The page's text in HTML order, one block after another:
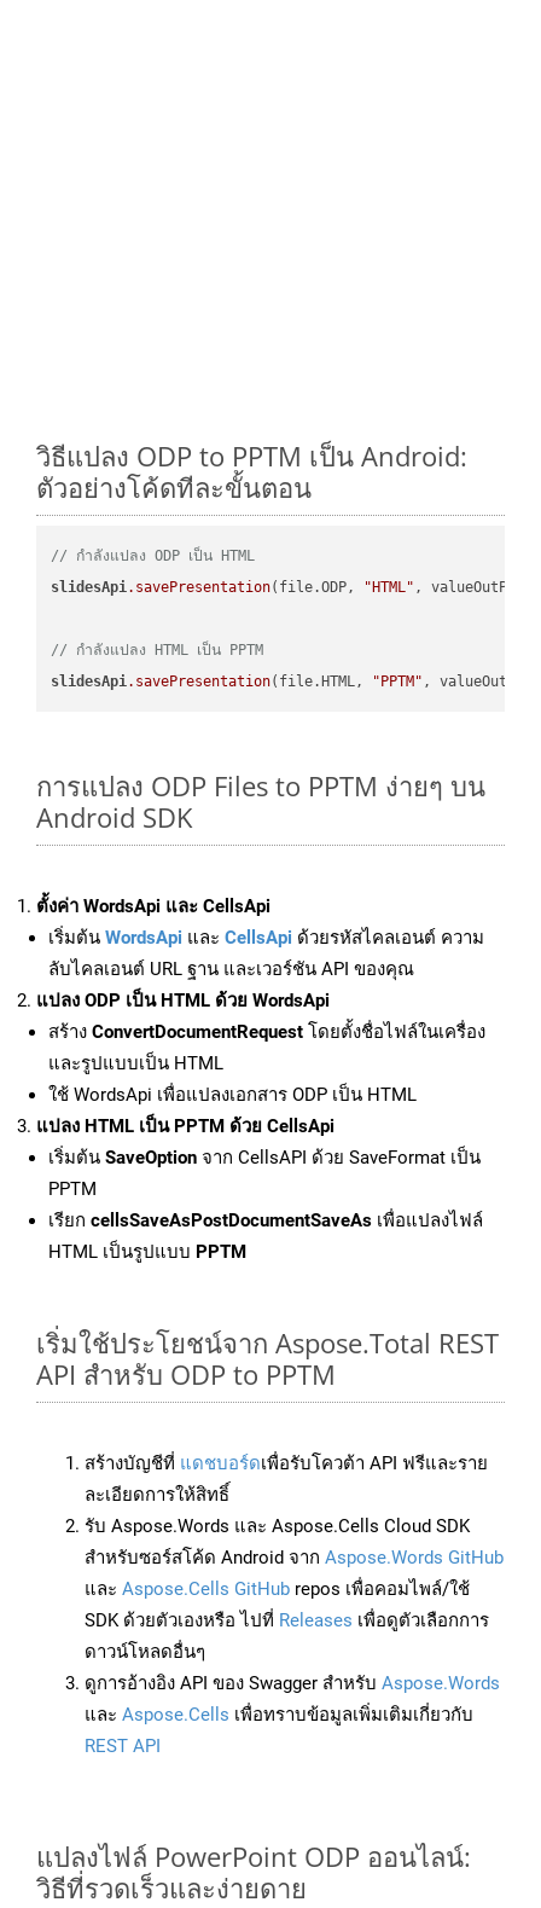
วิธีแปลง ODP to PPTM เป็น Android:
ตัวอย่างโค้ดทีละขั้นตอน
// กำลังแปลง ODP เป็น HTML
slidesApi.savePresentation(file.ODP, "HTML" ,
// กำลังแปลง HTML เป็น PPTM
slidesApi.savePresentation(file.HTML, "PPTM"
การแปลง ODP Files to PPTM ง่ายๆ บน
Android SDK
ตั้งค่า WordsApi และ CellsApi
เริ่มต้น WordsApi และ CellsApi ด้วยรหัสไคลเอนต์ ความ
ลับไคลเอนต์ URL ฐาน และเวอร์ชัน API ของคุณ
แปลง ODP เป็น HTML ด้วย WordsApi
สร้าง ConvertDocumentRequest โดยตั้งชื่อไฟล์ในเครื่อง
และรูปแบบเป็น HTML
ใช้ WordsApi เพื่อแปลงเอกสาร ODP เป็น HTML
แปลง HTML เป็น PPTM ด้วย CellsApi
เริ่มต้น SaveOption จาก CellsAPI ด้วย SaveFormat เป็น
PPTM
เรียก cellsSaveAsPostDocumentSaveAs เพื่อแปลงไฟล์
HTML เป็นรูปแบบ PPTM
เริ่มใช้ประโยชน์จาก Aspose.Total REST
API สำหรับ ODP to PPTM
สร้างบัญชีที่ แดชบอร์ดเพื่อรับโควต้า API ฟรีและราย
ละเอียดการให้สิทธิ์
รับ Aspose.Words และ Aspose.Cells Cloud SDK
สำหรับซอร์สโค้ด Android จาก Aspose.Words GitHub
และ Aspose.Cells GitHub repos เพื่อคอมไพล์/ใช้
SDK ด้วยตัวเองหรือ ไปที่ Releases เพื่อดูตัวเลือกการ
ดาวน์โหลดอื่นๆ
ดูการอ้างอิง API ของ Swagger สำหรับ Aspose.Words
และ Aspose.Cells เพื่อทราบข้อมูลเพิ่มเติมเกี่ยวกับ
REST API
แปลงไฟล์ PowerPoint ODP ออนไลน์:
วิธีที่รวดเร็วและง่ายดาย